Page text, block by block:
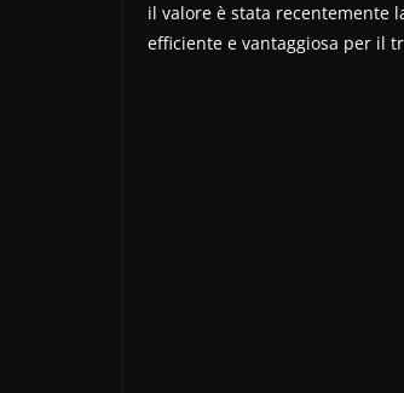
il valore è stata recentemente
efficiente e vantaggiosa per il